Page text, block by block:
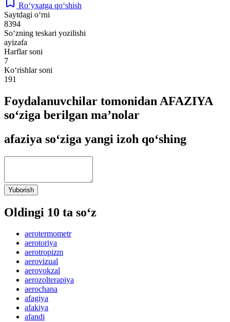
Ro‘yxatga qo‘shish
Saytdagi o‘rni
8394
So‘zning teskari yozilishi
ayizafa
Harflar soni
7
Ko‘rishlar soni
191
Foydalanuvchilar tomonidan AFAZIYA
so‘ziga berilgan ma’nolar
afaziya so‘ziga yangi izoh qo‘shing
Yuborish
Oldingi 10 ta so‘z
aerotermometr
aerotoriya
aerotropizm
aerovizual
aerovokzal
aerozolterapiya
aerochana
afagiya
afakiya
afandi